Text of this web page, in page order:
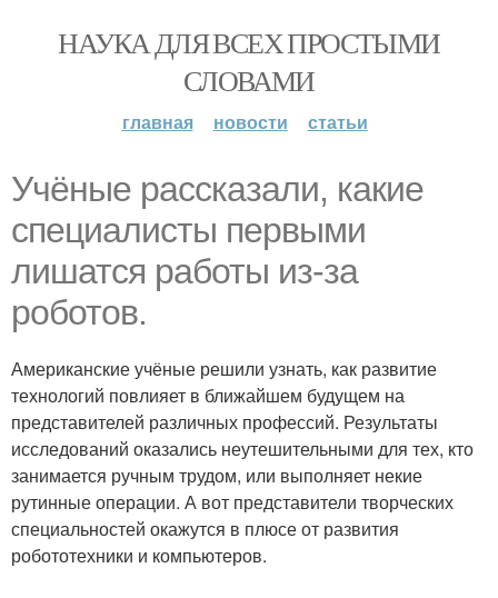
НАУКА ДЛЯ ВСЕХ ПРОСТЫМИ
СЛОВАМИ
главная новости статьи
Учёные рассказали, какие
специалисты первыми
лишатся работы из-за
роботов.
Американские учёные решили узнать, как развитие
технологий повлияет в ближайшем будущем на
представителей различных профессий. Результаты
исследований оказались неутешительными для тех, кто
занимается ручным трудом, или выполняет некие
рутинные операции. А вот представители творческих
специальностей окажутся в плюсе от развития
робототехники и компьютеров.